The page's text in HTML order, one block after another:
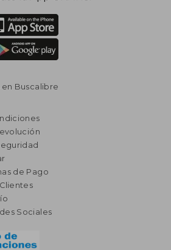
Buscalibre
de Pago
Sociales